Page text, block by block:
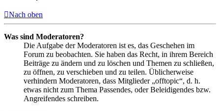
Nach oben
Was sind Moderatoren?
Die Aufgabe der Moderatoren ist es, das Geschehen im
Forum zu beobachten. Sie haben das Recht, in ihrem Bereich
Beiträge zu ändern und zu löschen und Themen zu schließen,
zu öffnen, zu verschieben und zu teilen. Üblicherweise
verhindern Moderatoren, dass Mitglieder „offtopic“, d. h.
etwas nicht zum Thema Passendes, oder Beleidigendes bzw.
Angreifendes schreiben.